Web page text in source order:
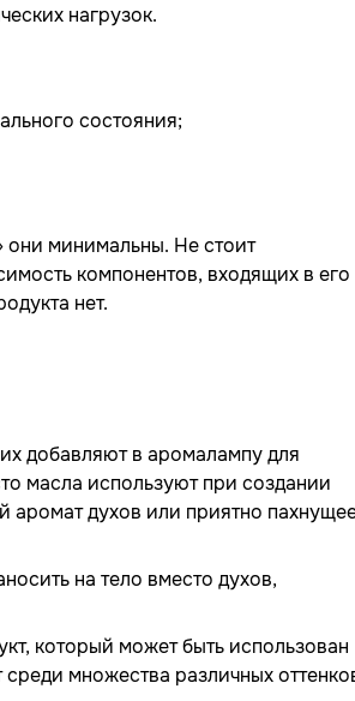
нагрузок.
состояния;
они минимальны. Не стоит
компонентов, входящих в его
нет.
добавляют в аромалампу для
масла используют при создании
аромат духов или приятно
на тело вместо духов,
который может быть использован
множества различных